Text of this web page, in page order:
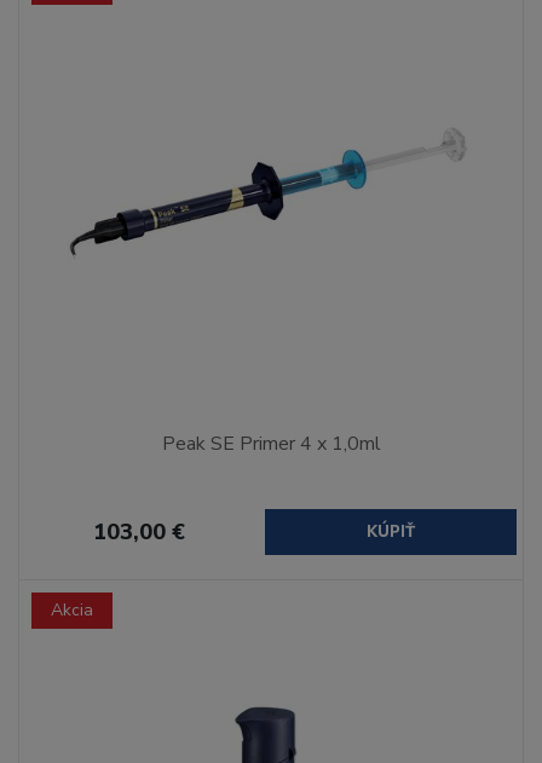
Peak SE Primer 4 x 1,0ml
103,00 € KÚPIŤ
Akcia